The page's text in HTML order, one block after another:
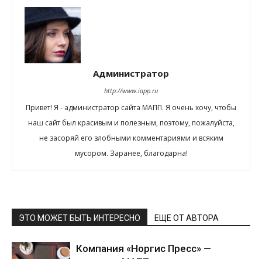
Администратор
http://www.iapp.ru
Привет! Я - администратор сайта МАПП. Я очень хочу, чтобы
наш сайт был красивым и полезным, поэтому, пожалуйста,
не засоряй его злобными комментариями и всяким
мусором. Заранее, благодарна!
ЭТО МОЖЕТ БЫТЬ ИНТЕРЕСНО ЕЩЕ ОТ АВТОРА
Компания «Норгис Пресс» —